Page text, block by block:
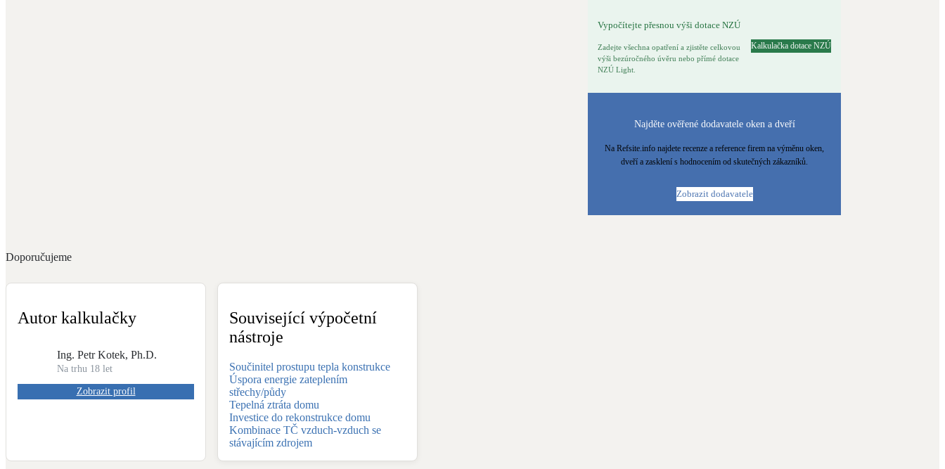
Vypočítejte přesnou výši dotace NZÚ
Zadejte všechna opatření a zjistěte celkovou
výši bezúročného úvěru nebo přímé dotace
NZÚ Light.
Kalkulačka dotace NZÚ
Najděte ověřené dodavatele oken a dveří
Na Refsite.info najdete recenze a reference firem na výměnu oken,
dveří a zasklení s hodnocením od skutečných zákazníků.
Zobrazit dodavatele
Doporučujeme
Autor kalkulačky
Ing. Petr Kotek, Ph.D.
Na trhu 18 let
Zobrazit profil
Související výpočetní
nástroje
Součinitel prostupu tepla konstrukce
Úspora energie zateplením
střechy/půdy
Tepelná ztráta domu
Investice do rekonstrukce domu
Kombinace TČ vzduch-vzduch se
stávajícím zdrojem